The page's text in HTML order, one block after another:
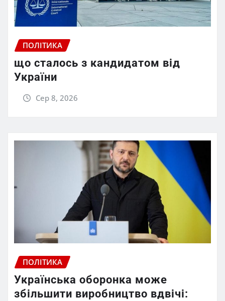
ПОЛІТИКА
що сталось з кандидатом від
України
Сер 8, 2026
ПОЛІТИКА
Українська оборонка може
збільшити виробництво вдвічі: